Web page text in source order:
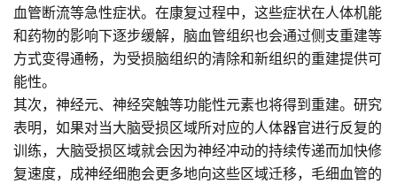
血管断流等急性症状。在康复过程中，这些症状在人体机能
和药物的影响下逐步缓解，脑血管组织也会通过侧支重建等
方式变得通畅，为受损脑组织的清除和新组织的重建提供可
能性。
其次，神经元、神经突触等功能性元素也将得到重建。研究
表明，如果对当大脑受损区域所对应的人体器官进行反复的
训练，大脑受损区域就会因为神经冲动的持续传递而加快修
复速度，成神经细胞会更多地向这些区域迁移，毛细血管的